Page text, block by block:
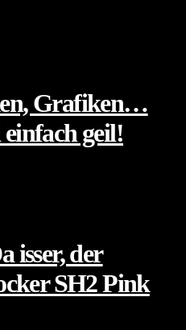
Grafiken…
geil!
isser, der
SH2 Pink